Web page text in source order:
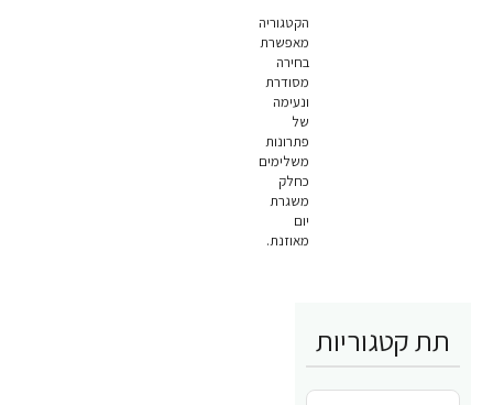
הקטגוריה
מאפשרת
בחירה
מסודרת
ונעימה
של
פתרונות
משלימים
כחלק
משגרת
יום
מאוזנת.
תת קטגוריות